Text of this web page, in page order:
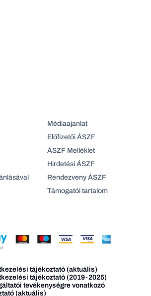
Médiaajanlat
Előfizetői ÁSZF
ÁSZF Melléklet
Hirdetési ÁSZF
Rendezveny ÁSZF
Támogatói tartalom
tájékoztató (aktuális)
tájékoztató (2019-2025)
tevékenységre vonatkozó
(aktuális)